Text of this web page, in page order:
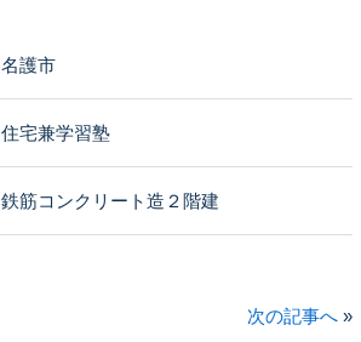
名護市
住宅兼学習塾
鉄筋コンクリート造２階建
次の記事へ »